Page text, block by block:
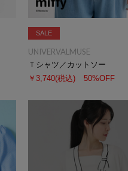
SALE
UNIVERVALMUSE
Ｔシャツ／カットソー
￥3,740(税込) 50%OFF